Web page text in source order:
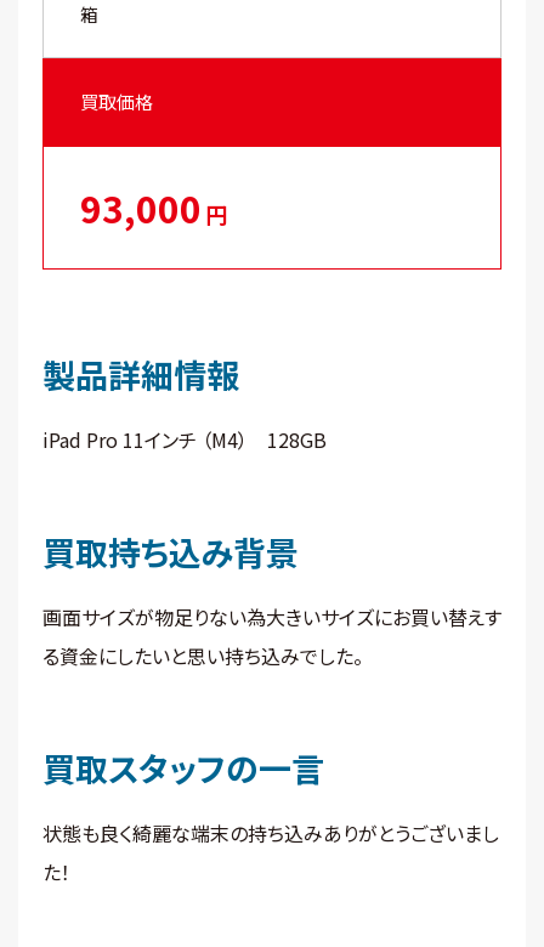
箱
買取価格
93,000 円
製品詳細情報
iPad Pro 11インチ （M4） 128GB
買取持ち込み背景
画面サイズが物足りない為大きいサイズにお買い替えす
る資金にしたいと思い持ち込みでした。
買取スタッフの一言
状態も良く綺麗な端末の持ち込みありがとうございまし
た！